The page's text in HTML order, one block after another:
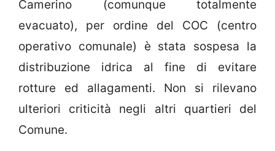
Camerino (comunque totalmente
evacuato), per ordine del COC (centro
operativo comunale) è stata sospesa la
distribuzione idrica al fine di evitare
rotture ed allagamenti. Non si rilevano
ulteriori criticità negli altri quartieri del
Comune.